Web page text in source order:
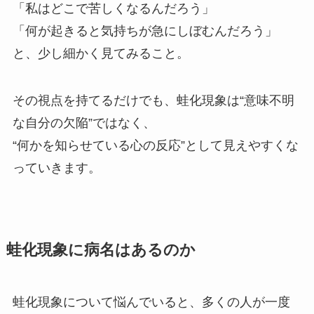
「私はどこで苦しくなるんだろう」
「何が起きると気持ちが急にしぼむんだろう」
と、少し細かく見てみること。
その視点を持てるだけでも、蛙化現象は“意味不明
な自分の欠陥”ではなく、
“何かを知らせている心の反応”として見えやすくな
っていきます。
蛙化現象に病名はあるのか
蛙化現象について悩んでいると、多くの人が一度